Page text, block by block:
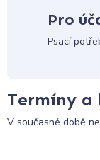
Pro
Psací
Termíny a
V současné době